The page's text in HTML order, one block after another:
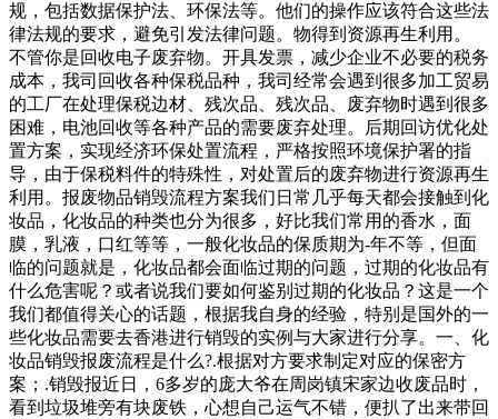
规，包括数据保护法、环保法等。他们的操作应该符合这些法
律法规的要求，避免引发法律问题。物得到资源再生利用。
不管你是回收电子废弃物。开具发票，减少企业不必要的税务
成本，我司回收各种保税品种，我司经常会遇到很多加工贸易
的工厂在处理保税边材、残次品、残次品、废弃物时遇到很多
困难，电池回收等各种产品的需要废弃处理。后期回访优化处
置方案，实现经济环保处置流程，严格按照环境保护署的指
导，由于保税料件的特殊性，对处置后的废弃物进行资源再生
利用。报废物品销毁流程方案我们日常几乎每天都会接触到化
妆品，化妆品的种类也分为很多，好比我们常用的香水，面
膜，乳液，口红等等，一般化妆品的保质期为-年不等，但面
临的问题就是，化妆品都会面临过期的问题，过期的化妆品有
什么危害呢？或者说我们要如何鉴别过期的化妆品？这是一个
我们都值得关心的话题，根据我自身的经验，特别是国外的一
些化妆品需要去香港进行销毁的实例与大家进行分享。一、化
妆品销毁报废流程是什么?.根据对方要求制定对应的保密方
案；.销毁报近日，6多岁的庞大爷在周岗镇宋家边收废品时，
看到垃圾堆旁有块废铁，心想自己运气不错，便扒了出来带回